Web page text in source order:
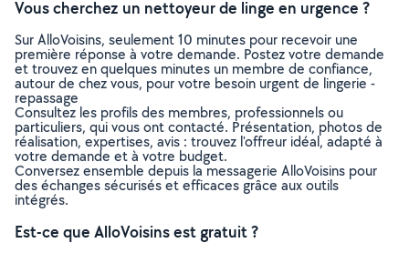
Vous cherchez un nettoyeur de linge en urgence ?
Sur AlloVoisins, seulement 10 minutes pour recevoir une
première réponse à votre demande. Postez votre demande
et trouvez en quelques minutes un membre de confiance,
autour de chez vous, pour votre besoin urgent de lingerie -
repassage
Consultez les profils des membres, professionnels ou
particuliers, qui vous ont contacté. Présentation, photos de
réalisation, expertises, avis : trouvez l'offreur idéal, adapté à
votre demande et à votre budget.
Conversez ensemble depuis la messagerie AlloVoisins pour
des échanges sécurisés et efficaces grâce aux outils
intégrés.
Est-ce que AlloVoisins est gratuit ?